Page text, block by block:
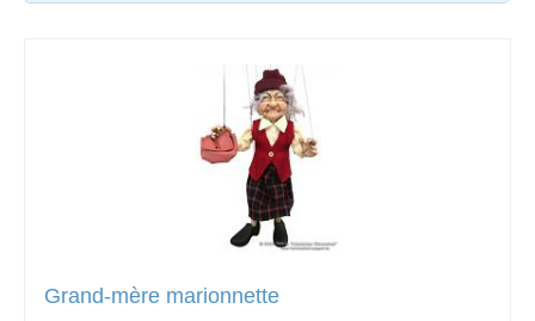
Grand-mère marionnette